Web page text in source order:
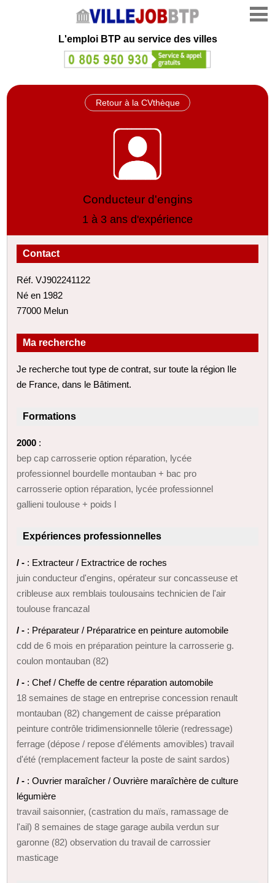
L'emploi BTP au service des villes
Retour à la CVthèque
Conducteur d'engins
1 à 3 ans d'expérience
Contact
Réf. VJ902241122
Né en 1982
77000 Melun
Ma recherche
Je recherche tout type de contrat, sur toute la région Ile
de France, dans le Bâtiment.
Formations
2000 :
bep cap carrosserie option réparation, lycée
professionnel bourdelle montauban + bac pro
carrosserie option réparation, lycée professionnel
gallieni toulouse + poids l
Expériences professionnelles
/ - : Extracteur / Extractrice de roches
juin conducteur d'engins, opérateur sur concasseuse et
cribleuse aux remblais toulousains technicien de l'air
toulouse francazal
/ - : Préparateur / Préparatrice en peinture automobile
cdd de 6 mois en préparation peinture la carrosserie g.
coulon montauban (82)
/ - : Chef / Cheffe de centre réparation automobile
18 semaines de stage en entreprise concession renault
montauban (82) changement de caisse préparation
peinture contrôle tridimensionnelle tôlerie (redressage)
ferrage (dépose / repose d'éléments amovibles) travail
d'été (remplacement facteur la poste de saint sardos)
/ - : Ouvrier maraîcher / Ouvrière maraîchère de culture
légumière
travail saisonnier, (castration du maïs, ramassage de
l'ail) 8 semaines de stage garage aubila verdun sur
garonne (82) observation du travail de carrossier
masticage